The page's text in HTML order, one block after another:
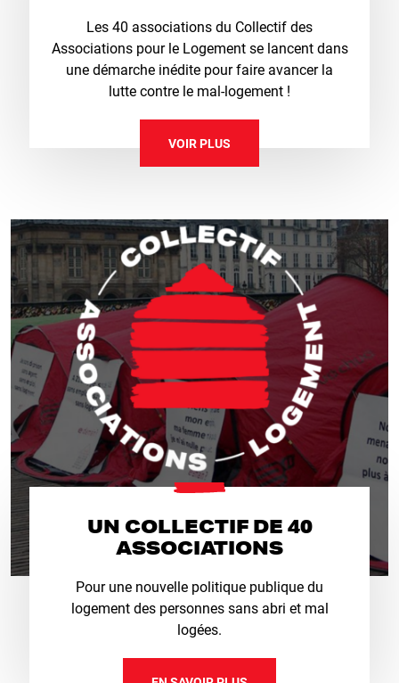
Les 40 associations du Collectif des
Associations pour le Logement se lancent dans
une démarche inédite pour faire avancer la
lutte contre le mal-logement !
VOIR PLUS
UN COLLECTIF DE 40
ASSOCIATIONS
Pour une nouvelle politique publique du
logement des personnes sans abri et mal
logées.